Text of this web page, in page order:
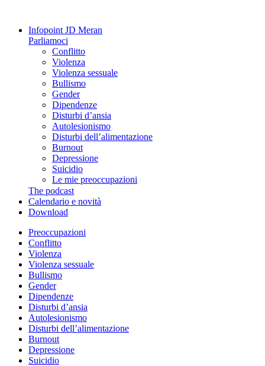
Infopoint JD Meran
Parliamoci
Conflitto
Violenza
Violenza sessuale
Bullismo
Gender
Dipendenze
Disturbi d’ansia
Autolesionismo
Disturbi dell’alimentazione
Burnout
Depressione
Suicidio
Le mie preoccupazioni
The podcast
Calendario e novità
Download
Preoccupazioni
Conflitto
Violenza
Violenza sessuale
Bullismo
Gender
Dipendenze
Disturbi d’ansia
Autolesionismo
Disturbi dell’alimentazione
Burnout
Depressione
Suicidio